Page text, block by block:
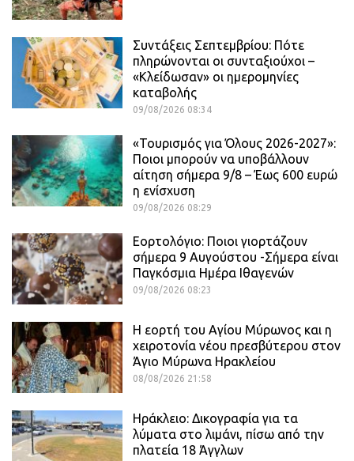
Συντάξεις Σεπτεμβρίου: Πότε
πληρώνονται οι συνταξιούχοι –
«Κλείδωσαν» οι ημερομηνίες
καταβολής
09/08/2026 08:34
«Τουρισμός για Όλους 2026-2027»:
Ποιοι μπορούν να υποβάλλουν
αίτηση σήμερα 9/8 – Έως 600 ευρώ
η ενίσχυση
09/08/2026 08:29
Εορτολόγιο: Ποιοι γιορτάζουν
σήμερα 9 Αυγούστου -Σήμερα είναι
Παγκόσμια Ημέρα Ιθαγενών
09/08/2026 08:23
Η εορτή του Αγίου Μύρωνος και η
χειροτονία νέου πρεσβύτερου στον
Άγιο Μύρωνα Ηρακλείου
08/08/2026 21:58
Ηράκλειο: Δικογραφία για τα
λύματα στο λιμάνι, πίσω από την
πλατεία 18 Άγγλων